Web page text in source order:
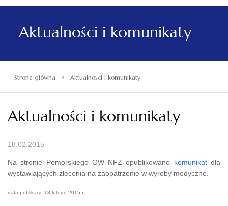
Aktualności i komunikaty
Strona główna › Aktualności i komunikaty
Aktualności i komunikaty
18.02.2015
Na stronie Pomorskiego OW NFZ opublikowano komunikatdla
wystawiających zlecenia na zaopatrzenie w wyroby medyczne.
data publikacji: 18 lutego 2015 r.